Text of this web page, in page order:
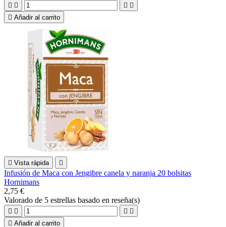
   
 Añadir al carrito
 Vista rápida 
Infusión de Maca con Jengibre canela y naranja 20 bolsitas
Hornimans
2,75 €
Valorado de 5 estrellas basado en reseña(s)
   
 Añadir al carrito